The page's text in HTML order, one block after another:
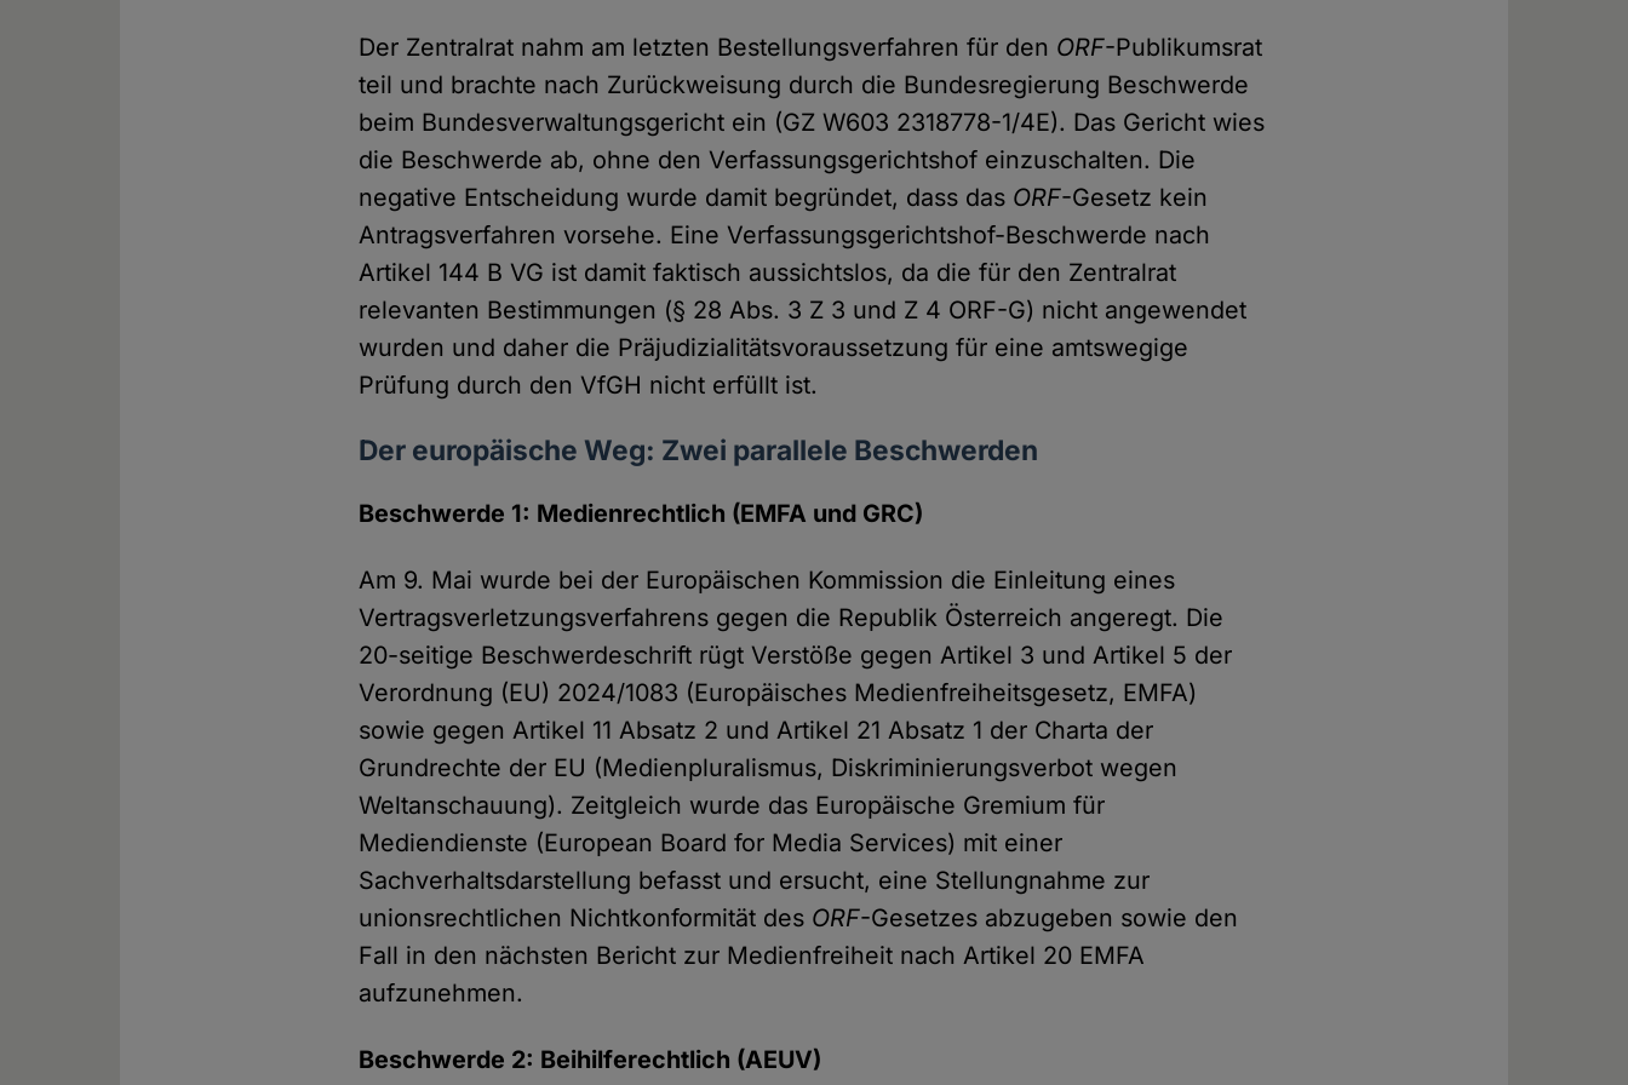
Der Zentralrat nahm am letzten Bestellungsverfahren für den ORF-Publikumsrat
teil und brachte nach Zurückweisung durch die Bundesregierung Beschwerde
beim Bundesverwaltungsgericht ein (GZ W603 2318778-1/4E). Das Gericht wies
die Beschwerde ab, ohne den Verfassungsgerichtshof einzuschalten. Die
negative Entscheidung wurde damit begründet, dass das ORF-Gesetz kein
Antragsverfahren vorsehe. Eine Verfassungsgerichtshof-Beschwerde nach
Artikel 144 B VG ist damit faktisch aussichtslos, da die für den Zentralrat
relevanten Bestimmungen (§ 28 Abs. 3 Z 3 und Z 4 ORF-G) nicht angewendet
wurden und daher die Präjudizialitätsvoraussetzung für eine amtswegige
Prüfung durch den VfGH nicht erfüllt ist.
Der europäische Weg: Zwei parallele Beschwerden
Beschwerde 1: Medienrechtlich (EMFA und GRC)
Am 9. Mai wurde bei der Europäischen Kommission die Einleitung eines
Vertragsverletzungsverfahrens gegen die Republik Österreich angeregt. Die
20-seitige Beschwerdeschrift rügt Verstöße gegen Artikel 3 und Artikel 5 der
Verordnung (EU) 2024/1083 (Europäisches Medienfreiheitsgesetz, EMFA)
sowie gegen Artikel 11 Absatz 2 und Artikel 21 Absatz 1 der Charta der
Grundrechte der EU (Medienpluralismus, Diskriminierungsverbot wegen
Weltanschauung). Zeitgleich wurde das Europäische Gremium für
Mediendienste (European Board for Media Services) mit einer
Sachverhaltsdarstellung befasst und ersucht, eine Stellungnahme zur
unionsrechtlichen Nichtkonformität des ORF-Gesetzes abzugeben sowie den
Fall in den nächsten Bericht zur Medienfreiheit nach Artikel 20 EMFA
aufzunehmen.
Beschwerde 2: Beihilferechtlich (AEUV)